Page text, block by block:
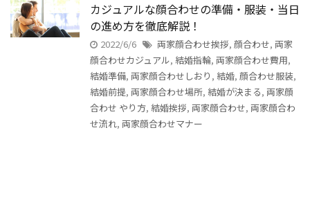
カジュアルな顔合わせの準備・服装・当日
の進め方を徹底解説！
2022/6/6 両家顔合わせ挨拶, 顔合わせ, 両家
顔合わせカジュアル, 結婚指輪, 両家顔合わせ費用,
結婚準備, 両家顔合わせしおり , 結婚, 顔合わせ服装,
結婚前提, 両家顔合わせ場所, 結婚が決まる, 両家顔
合わせ やり方, 結婚挨拶, 両家顔合わせ, 両家顔合わ
せ流れ, 両家顔合わせマナー